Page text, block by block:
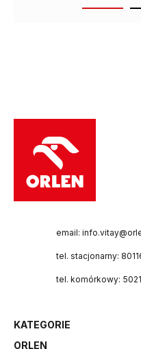
email:
tel. stacjonarny:
tel. komórkowy:
KATEGORIE
ORLEN